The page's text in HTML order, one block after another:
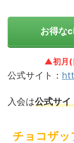
お得な
▲初月(
公式サイト：
入会は公式サイ
チョコザッ